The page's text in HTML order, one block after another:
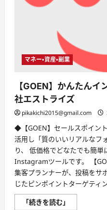
マネー・資産・副業
【GOEN】かんたんイ
社エストライズ
pikakichi2015@gmail.com
◆【GOEN】セールスポイン
活用し「質のいいリアルなフ
り、 低価格でどなたでも簡
Instagramツールです。 【
集客プランナーが、投稿をサ
じたピンポイントターゲティ
「続きを読む」